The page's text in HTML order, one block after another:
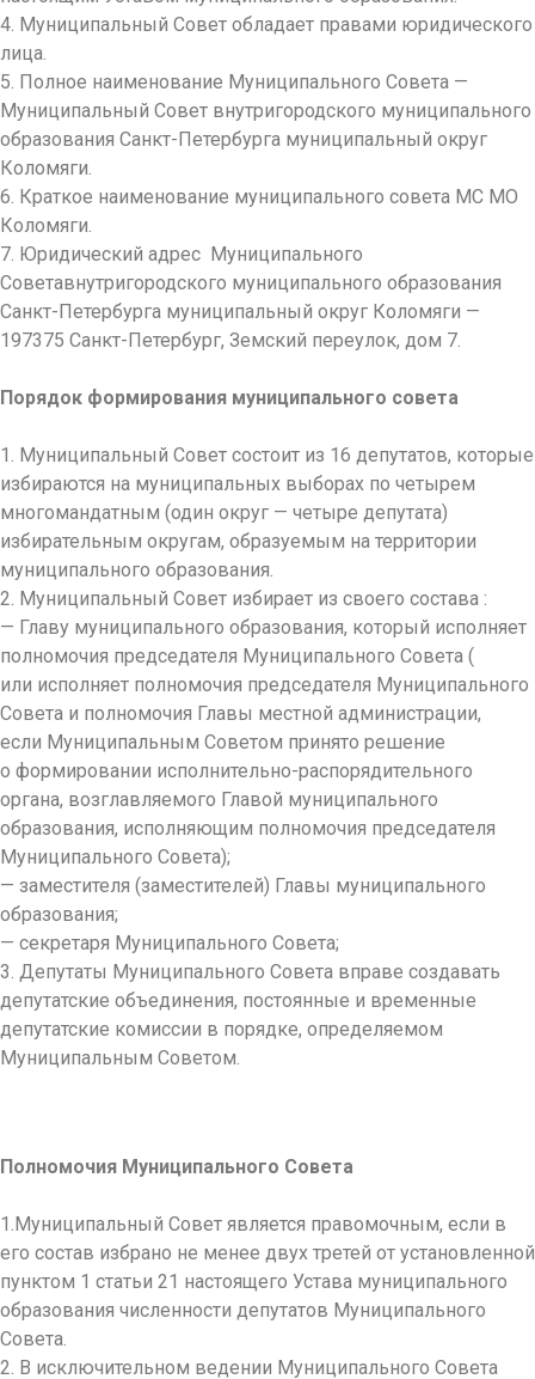
4. Муниципальный Совет обладает правами юридического
лица.
5. Полное наименование Муниципального Совета —
Муниципальный Совет внутригородского муниципального
образования Санкт-Петербурга муниципальный округ
Коломяги.
6. Краткое наименование муниципального совета МС МО
Коломяги.
7. Юридический адрес Муниципального
Советавнутригородского муниципального образования
Санкт-Петербурга муниципальный округ Коломяги —
197375 Санкт-Петербург, Земский переулок, дом 7.
Порядок формирования муниципального совета
1. Муниципальный Совет состоит из 16 депутатов, которые
избираются на муниципальных выборах по четырем
многомандатным (один округ — четыре депутата)
избирательным округам, образуемым на территории
муниципального образования.
2. Муниципальный Совет избирает из своего состава :
— Главу муниципального образования, который исполняет
полномочия председателя Муниципального Совета (
или исполняет полномочия председателя Муниципального
Совета и полномочия Главы местной администрации,
если Муниципальным Советом принято решение
о формировании исполнительно-распорядительного
органа, возглавляемого Главой муниципального
образования, исполняющим полномочия председателя
Муниципального Совета);
— заместителя (заместителей) Главы муниципального
образования;
— секретаря Муниципального Совета;
3. Депутаты Муниципального Совета вправе создавать
депутатские объединения, постоянные и временные
депутатские комиссии в порядке, определяемом
Муниципальным Советом.
Полномочия Муниципального Совета
1. Муниципальный Совет является правомочным, если в
его состав избрано не менее двух третей от установленной
пунктом 1 статьи 21 настоящего Устава муниципального
образования численности депутатов Муниципального
Совета.
2. В исключительном ведении Муниципального Совета